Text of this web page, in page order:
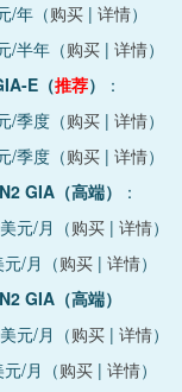
/年（购买 | 详情）
/半年（购买 | 详情）
E（推荐）
：
/季度（购买 | 详情）
/季度（购买 | 详情）
GIA（高端）
：
元/月（购买 | 详情）
/月（购买 | 详情）
GIA（高端）
元/月（购买 | 详情）
/月（购买 | 详情）